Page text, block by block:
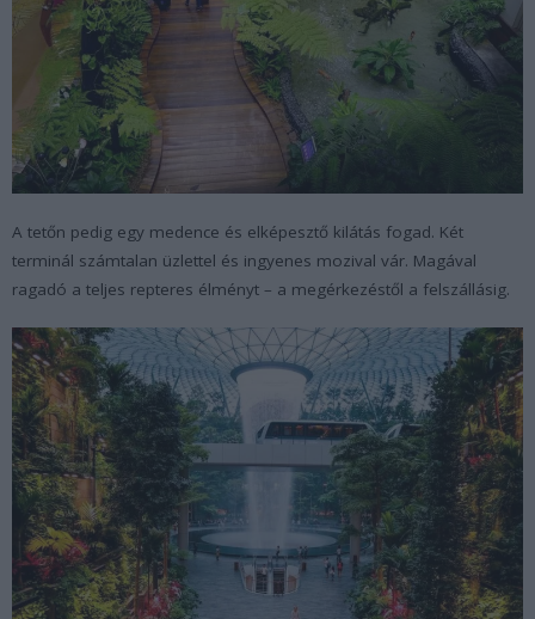
A tetőn pedig egy medence és elképesztő kilátás fogad. Két
terminál számtalan üzlettel és ingyenes mozival vár. Magával
ragadó a teljes repteres élményt – a megérkezéstől a felszállásig.